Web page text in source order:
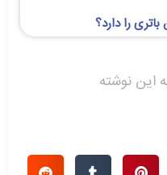
را دارد؟
این نوشته